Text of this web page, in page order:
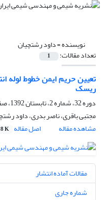
نویسنده =داود رشتچیان
تعداد مقالات: 1
تعیین حریم ایمن خطوط لوله
ریسک
دوره 32، شماره 2، تابستان 1392، صفحه
مجتبی باقری، ناصر بدری، داود
مشاهده مقاله
اصل مقاله K
مقالات آماده انتشار
شماره جاری